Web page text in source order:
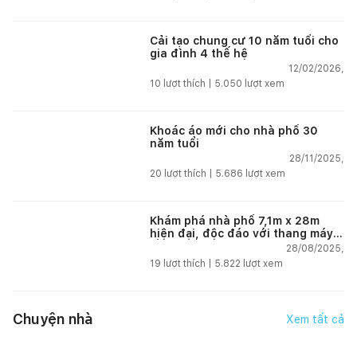
Cải tạo chung cư 10 năm tuổi cho
gia đình 4 thế hệ
12/02/2026,
10 lượt thích | 5.050 lượt xem
Khoác áo mới cho nhà phố 30
năm tuổi
28/11/2025,
20 lượt thích | 5.686 lượt xem
Khám phá nhà phố 7,1m x 28m
hiện đại, độc đáo với thang máy
lồng kính và sân vườn tại Hải
Phòng
28/08/2025,
19 lượt thích | 5.822 lượt xem
Chuyện nhà Xem tất cả